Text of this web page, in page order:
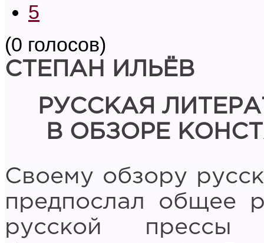
5
(0 голосов)
СТЕПАН ИЛЬЁВ
РУССКАЯ
В ОБЗОРЕ
Своему обзору
предпослал общее
русской